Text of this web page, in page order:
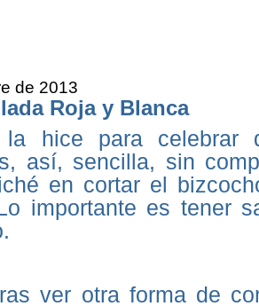
de 2013
Roja y Blanca
la hice para celebrar
así, sencilla, sin
en cortar el
importante es tener
ver otra forma de